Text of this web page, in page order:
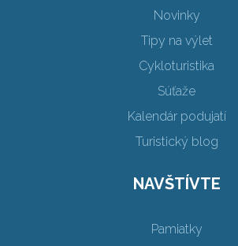
Novinky
Tipy na výlet
Cykloturistika
Súťaže
Kalendár podujatí
Turistický blog
NAVŠTÍVTE
Pamiatky